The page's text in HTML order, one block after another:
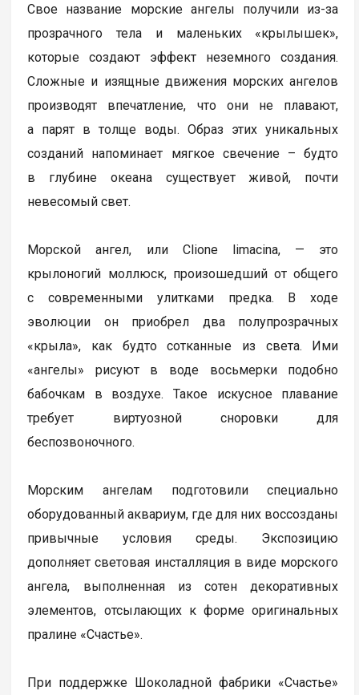
Свое название морские ангелы получили из-за
прозрачного тела и маленьких «крылышек»,
которые создают эффект неземного создания.
Сложные и изящные движения морских ангелов
производят впечатление, что они не плавают,
а парят в толще воды. Образ этих уникальных
созданий напоминает мягкое свечение – будто
в глубине океана существует живой, почти
невесомый свет.
Морской ангел, или Clione limacina, — это
крылоногий моллюск, произошедший от общего
с современными улитками предка. В ходе
эволюции он приобрел два полупрозрачных
«крыла», как будто сотканные из света. Ими
«ангелы» рисуют в воде восьмерки подобно
бабочкам в воздухе. Такое искусное плавание
требует виртуозной сноровки для
беспозвоночного.
Морским ангелам подготовили специально
оборудованный аквариум, где для них воссозданы
привычные условия среды. Экспозицию
дополняет световая инсталляция в виде морского
ангела, выполненная из сотен декоративных
элементов, отсылающих к форме оригинальных
пралине «Счастье».
При поддержке Шоколадной фабрики «Счастье»